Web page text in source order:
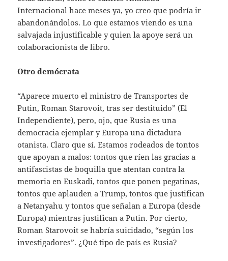
Internacional hace meses ya, yo creo que podría ir
abandonándolos. Lo que estamos viendo es una
salvajada injustificable y quien la apoye será un
colaboracionista de libro.
Otro demócrata
“Aparece muerto el ministro de Transportes de
Putin, Roman Starovoit, tras ser destituido” (El
Independiente), pero, ojo, que Rusia es una
democracia ejemplar y Europa una dictadura
otanista. Claro que sí. Estamos rodeados de tontos
que apoyan a malos: tontos que ríen las gracias a
antifascistas de boquilla que atentan contra la
memoria en Euskadi, tontos que ponen pegatinas,
tontos que aplauden a Trump, tontos que justifican
a Netanyahu y tontos que señalan a Europa (desde
Europa) mientras justifican a Putin. Por cierto,
Roman Starovoit se habría suicidado, “según los
investigadores”. ¿Qué tipo de país es Rusia?